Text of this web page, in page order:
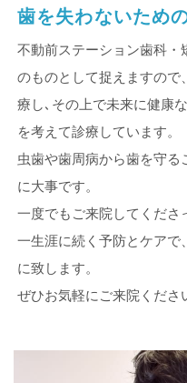
歯を失わないため
不動前ステーション歯科・
のものとして捉えますので
療し､その上で未来に健康
を考えて診療しています。
虫歯や歯周病から歯を守る
に大事です。
一度でもご来院してくださ
一生涯に続く予防とケアで
に致します。
ぜひお気軽にご来院くださ